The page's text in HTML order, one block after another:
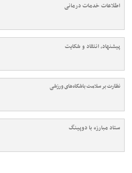
اطلاعات خدمات درمانی
پیشنهاد، انتقاد و شکایت
نظارت بر سلامت باشگاه‌های ورزشی
ستاد مبارزه با دوپینگ